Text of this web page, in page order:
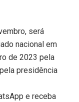
será
nacional em
de 2023 pela
presidência
e receba